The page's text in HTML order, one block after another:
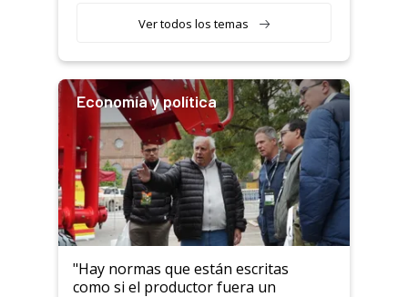
Ver todos los temas
Economía y política
"Hay normas que están escritas
como si el productor fuera un